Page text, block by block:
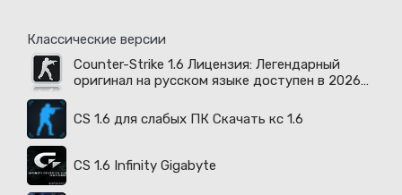
Классические версии
Counter-Strike 1.6 Лицензия: Легендарный
оригинал на русском языке доступен в 2026
CS 1.6 для слабых ПК Скачать кс 1.6
CS 1.6 Infinity Gigabyte